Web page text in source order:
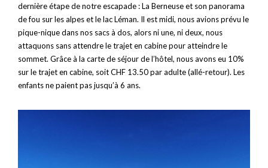
dernière étape de notre escapade : La Berneuse et son panorama
de fou sur les alpes et le lac Léman. Il est midi, nous avions prévu le
pique-nique dans nos sacs à dos, alors ni une, ni deux, nous
attaquons sans attendre le trajet en cabine pour atteindre le
sommet. Grâce à la carte de séjour de l’hôtel, nous avons eu 10%
sur le trajet en cabine, soit CHF 13.50 par adulte (allé-retour). Les
enfants ne paient pas jusqu’à 6 ans.